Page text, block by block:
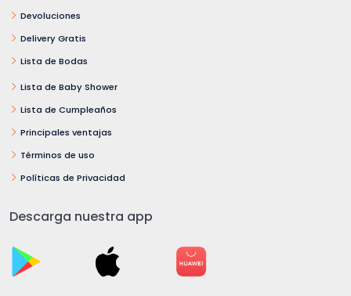
Devoluciones
Delivery Gratis
Lista de Bodas
Lista de Baby Shower
Lista de Cumpleaños
Principales ventajas
Términos de uso
Políticas de Privacidad
Descarga nuestra app